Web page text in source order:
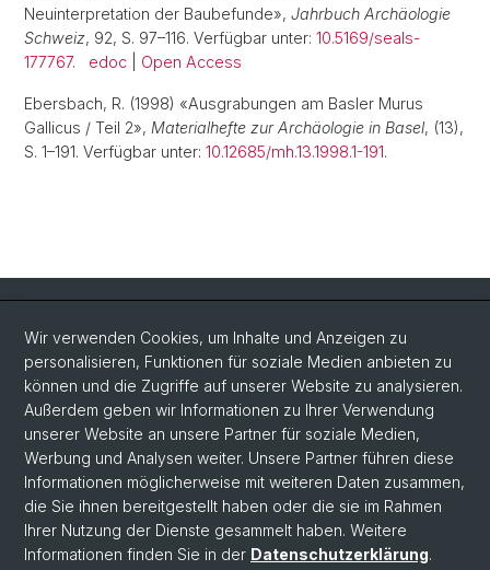
Neuinterpretation der Baubefunde», Jahrbuch Archäologie
Schweiz, 92, S. 97–116. Verfügbar unter: 10.5169/seals-
177767. edoc Open Access
Ebersbach, R. (1998) «Ausgrabungen am Basler Murus
Gallicus / Teil 2», Materialhefte zur Archäologie in Basel, (13),
S. 1–191. Verfügbar unter: 10.12685/mh.13.1998.1-191.
Quick Links
Kontakt
Wichtige Links & Fotogalerie
Social Media
Instagram
Wir verwenden Cookies, um Inhalte und Anzeigen zu
personalisieren, Funktionen für soziale Medien anbieten zu
können und die Zugriffe auf unserer Website zu analysieren.
Außerdem geben wir Informationen zu Ihrer Verwendung
unserer Website an unsere Partner für soziale Medien,
Werbung und Analysen weiter. Unsere Partner führen diese
Informationen möglicherweise mit weiteren Daten zusammen,
die Sie ihnen bereitgestellt haben oder die sie im Rahmen
Ihrer Nutzung der Dienste gesammelt haben. Weitere
Informationen finden Sie in der Datenschutzerklärung.